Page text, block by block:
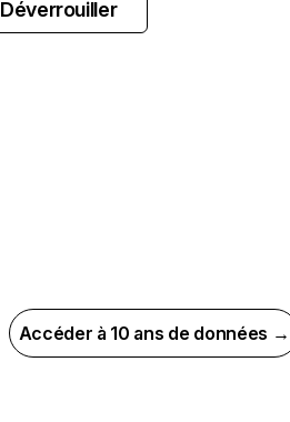
Déverrouiller
Accéder à 10 ans de données →